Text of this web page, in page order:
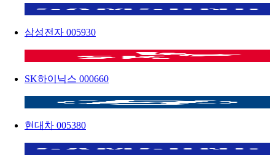
삼성전자 005930
SK하이닉스 000660
현대차 005380